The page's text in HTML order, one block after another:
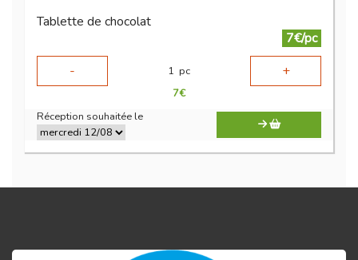
Tablette de chocolat
7€/pc
-
1 pc +
7€
Réception souhaitée le